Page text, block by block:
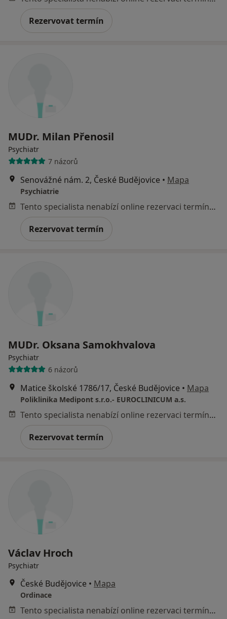
Rezervovat termín
MUDr. Milan Přenosil
Psychiatr
7 názorů
Senovážné nám. 2, České Budějovice • Mapa
Psychiatrie
Tento specialista nenabízí online rezervaci termínu na této adrese.
Rezervovat termín
MUDr. Oksana Samokhvalova
Psychiatr
6 názorů
Matice školské 1786/17, České Budějovice • Mapa
Poliklinika Medipont s.r.o.- EUROCLINICUM a.s.
Tento specialista nenabízí online rezervaci termínu na této adrese.
Rezervovat termín
Václav Hroch
Psychiatr
České Budějovice • Mapa
Ordinace
Tento specialista nenabízí online rezervaci termínu na této adrese.